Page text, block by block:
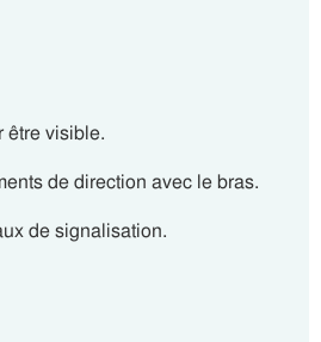
être visible.
de direction avec le bras.
de signalisation.